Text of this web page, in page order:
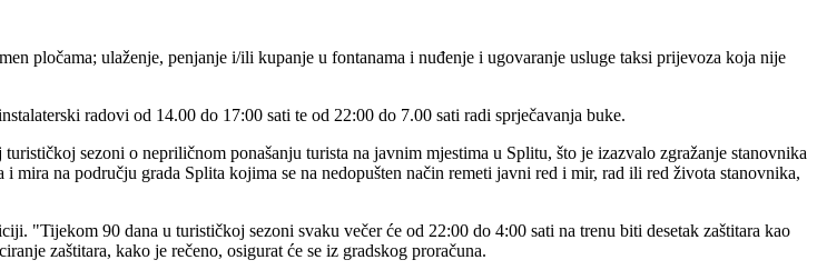
pločama; ulaženje, penjanje i/ili kupanje u fontanama i nuđenje i ugovaranje usluge taksi prijevoza koja nije
radovi od 14.00 do 17:00 sati te od 22:00 do 7.00 sati radi sprječavanja buke.
sezoni o nepriličnom ponašanju turista na javnim mjestima u Splitu, što je izazvalo zgražanje stanovnika
na području grada Splita kojima se na nedopušten način remeti javni red i mir, rad ili red života stanovnika,
"Tijekom 90 dana u turističkoj sezoni svaku večer će od 22:00 do 4:00 sati na trenu biti desetak zaštitara kao
zaštitara, kako je rečeno, osigurat će se iz gradskog proračuna.